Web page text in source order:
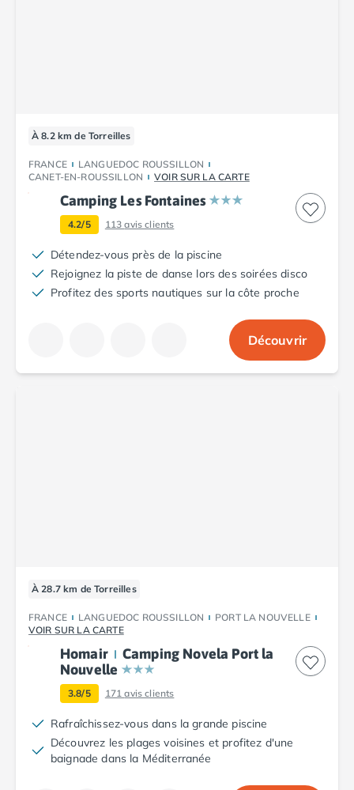
À 8.2 km de Torreilles
FRANCE
LANGUEDOC ROUSSILLON
CANET-EN-ROUSSILLON
VOIR SUR LA CARTE
Camping Les Fontaines
4.2/5 113avis clients
Détendez-vous près de la piscine
Rejoignez la piste de danse lors des soirées disco
Profitez des sports nautiques sur la côte proche
Découvrir
À 28.7 km de Torreilles
FRANCE LANGUEDOC ROUSSILLON
PORT LA NOUVELLE
VOIR SUR LA CARTE
Homair
Camping Novela Port la
Nouvelle
3.8/5 171avis clients
Rafraîchissez-vous dans la grande piscine
Découvrez les plages voisines et profitez d'une
baignade dans la Méditerranée